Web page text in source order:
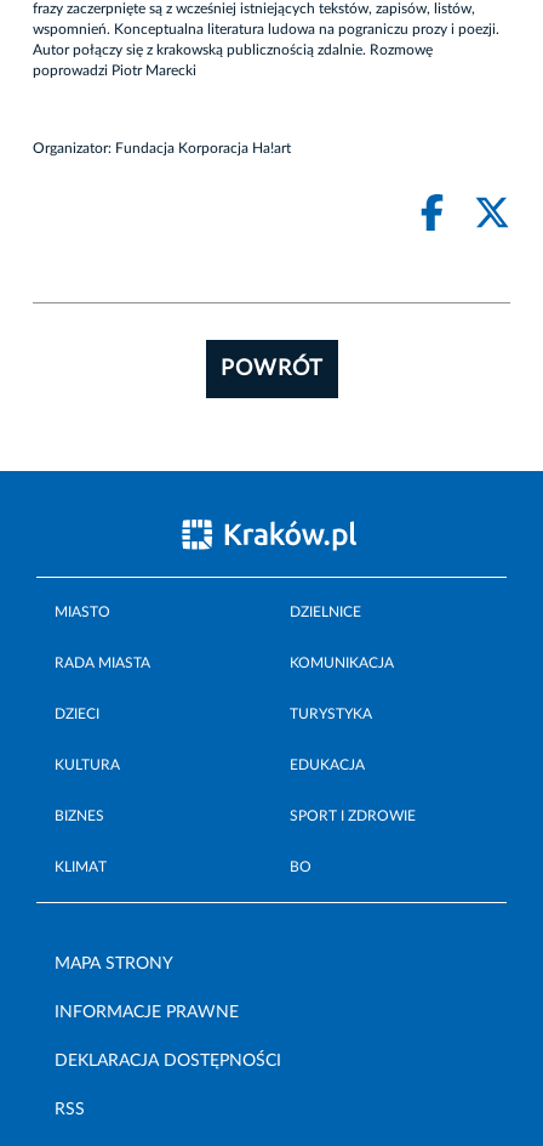
frazy zaczerpnięte są z wcześniej istniejących tekstów, zapisów, listów,
wspomnień. Konceptualna literatura ludowa na pograniczu prozy i poezji.
Autor połączy się z krakowską publicznością zdalnie. Rozmowę
poprowadzi Piotr Marecki
Organizator: Fundacja Korporacja Ha!art
POWRÓT
MIASTO DZIELNICE
RADA MIASTA KOMUNIKACJA
DZIECI TURYSTYKA
KULTURA EDUKACJA
BIZNES SPORT I ZDROWIE
KLIMAT BO
MAPA STRONY
INFORMACJE PRAWNE
DEKLARACJA DOSTĘPNOŚCI
RSS